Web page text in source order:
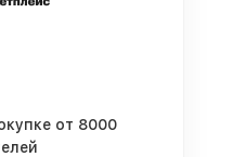
от 8000